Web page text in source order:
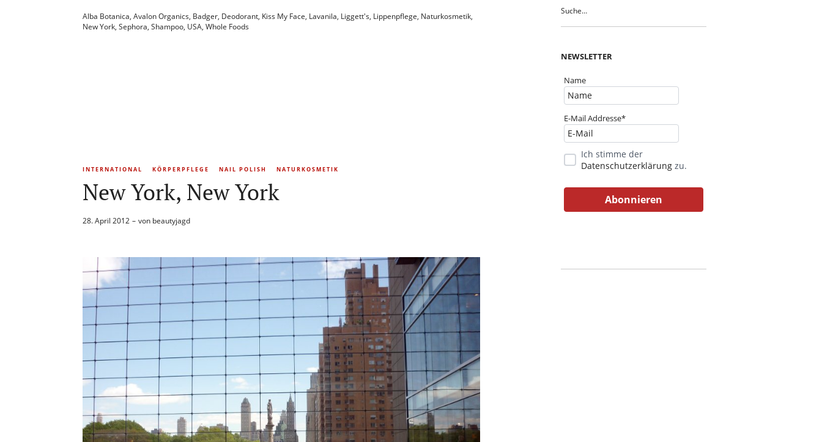
Alba Botanica, Avalon Organics, Badger, Deodorant, Kiss My Face, Lavanila, Liggett's, Lippenpflege, Naturkosmetik,
New York, Sephora, Shampoo, USA, Whole Foods
INTERNATIONAL KÖRPERPFLEGE NAIL POLISH NATURKOSMETIK
New York, New York
28. April 2012 von beautyjagd
NEWSLETTER
Name
E-Mail Addresse*
Ich stimme der
Datenschutzerklärung zu.